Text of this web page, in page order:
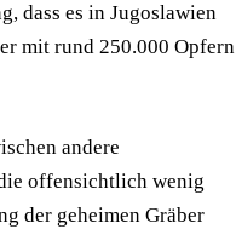
dass es in Jugoslawien
mit rund 250.000 Opfern
andere
offensichtlich wenig
der geheimen Gräber